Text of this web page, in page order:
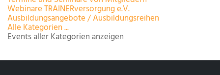
Webinare TRAINERversorgung e.V.
Ausbildungsangebote / Ausbildungsreihen
Alle Kategorien ...
Events aller Kategorien anzeigen